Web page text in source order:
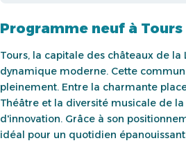
Programme neuf à
Tours, la capitale des châteaux de
dynamique moderne. Cette
pleinement. Entre la charmante
Théâtre et la diversité musicale de
d'innovation. Grâce à son
idéal pour un quotidien épanouissant.